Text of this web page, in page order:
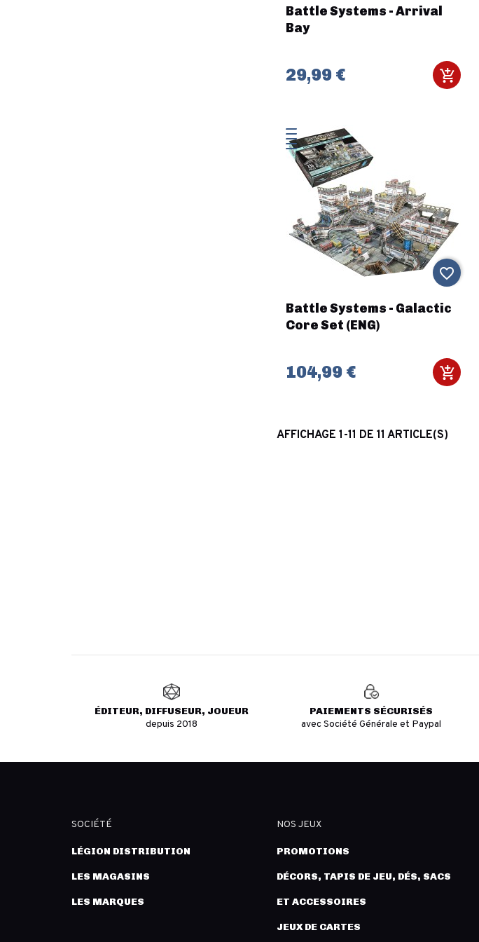
Battle Systems - Arrival
Bay
29,99 €
Battle Systems - Galactic
Core Set (ENG)
104,99 €
favorite_border
AFFICHAGE 1-11 DE 11 ARTICLE(S)
ÉDITEUR, DIFFUSEUR, JOUEUR
depuis 2018
PAIEMENTS SÉCURISÉS
avec Société Générale et Paypal
SOCIÉTÉ
LÉGION DISTRIBUTION
LES MAGASINS
LES MARQUES
NOS JEUX
PROMOTIONS
DÉCORS, TAPIS DE JEU, DÉS, SACS
ET ACCESSOIRES
JEUX DE CARTES